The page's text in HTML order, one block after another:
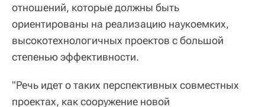
отношений, которые должны быть
ориентированы на реализацию наукоемких,
высокотехнологичных проектов с большой
степенью эффективности.
"Речь идет о таких перспективных совместных
проектах, как сооружение новой